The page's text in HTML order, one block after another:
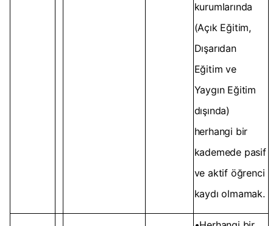
kurumlarında
(Açık Eğitim,
Dışarıdan
Eğitim ve
Yaygın Eğitim
dışında)
herhangi bir
kademede pasif
ve aktif öğrenci
kaydı olmamak.